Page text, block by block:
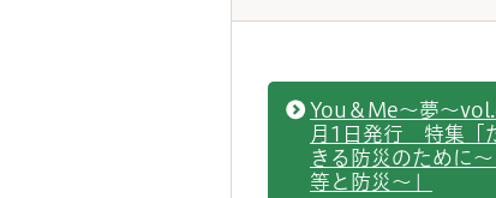
You＆Me～夢～
月1日発行 特集「
きる防災のために
等と防災～」